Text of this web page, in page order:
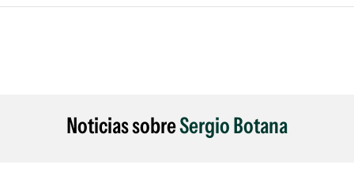
ARGENTINA
Noticias sobreSergio Botana